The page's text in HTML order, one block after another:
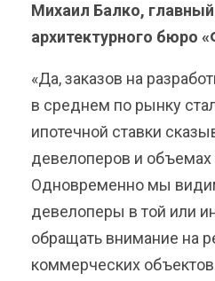
Михаил Балко,
архитектурного бюро
«Да, заказов на
в среднем по рынку
ипотечной ставки
девелоперов и объемах
Одновременно мы
девелоперы в той или
обращать внимание на
коммерческих